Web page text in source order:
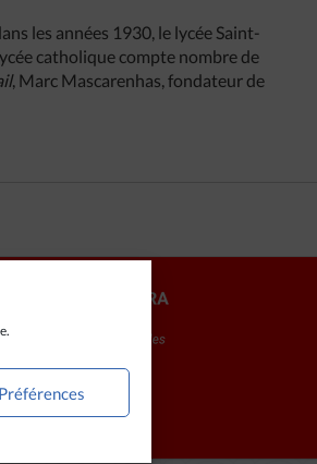
Préférences
les années 1930, le lycée Saint-
catholique compte nombre de
, Marc Mascarenhas, fondateur de